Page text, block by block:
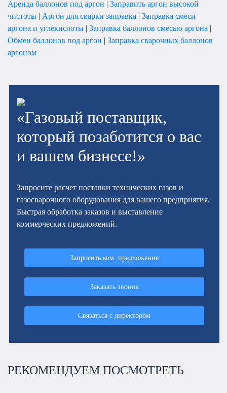
Аренда баллонов под аргон | Заправить аргон высокой
чистоты | Аргон для сварки заправка | Заправка смеси
аргона и углекислоты | Заправка баллонов смесью аргона |
Обмен баллонов под аргон | Заправка сварочных баллонов
аргоном
«Газовый поставщик,
который позаботится о вас
и вашем бизнесе!»
Запросите расчет поставки технических газов и
газосварочного оборудования для вашего предприятия.
Быстрая обработка заказов и выставление
коммерческих предложений.
Запросить ком. предложение
Заказать звонок
Связаться с директором
РЕКОМЕНДУЕМ ПОСМОТРЕТЬ